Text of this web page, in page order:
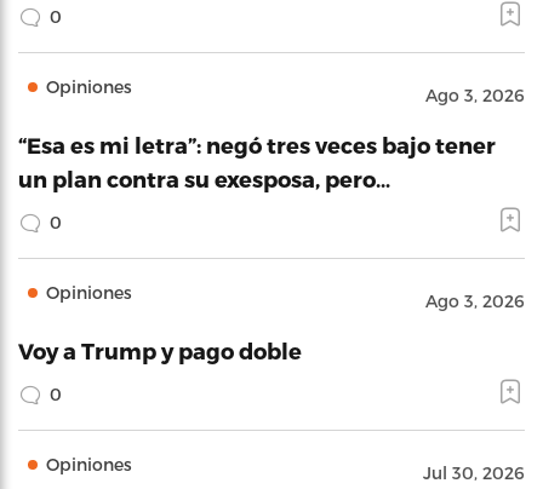
0
Opiniones Ago 3, 2026
“Esa es mi letra”: negó tres veces bajo tener
un plan contra su exesposa, pero…
0
Opiniones Ago 3, 2026
Voy a Trump y pago doble
0
Opiniones Jul 30, 2026